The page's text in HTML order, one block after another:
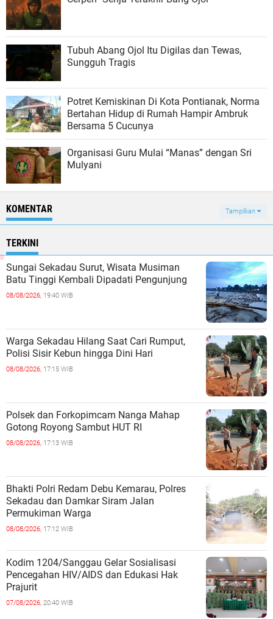
Tubuh Abang Ojol Itu Digilas dan Tewas,
Sungguh Tragis
Potret Kemiskinan Di Kota Pontianak, Norma
Bertahan Hidup di Rumah Hampir Ambruk
Bersama 5 Cucunya
Organisasi Guru Mulai “Manas” dengan Sri
Mulyani
KOMENTAR Tampilkan
TERKINI
Sungai Sekadau Surut, Wisata Musiman
Batu Tinggi Kembali Dipadati Pengunjung
08/08/2026, 19:40 WIB
Warga Sekadau Hilang Saat Cari Rumput,
Polisi Sisir Kebun hingga Dini Hari
08/08/2026, 17:15 WIB
Polsek dan Forkopimcam Nanga Mahap
Gotong Royong Sambut HUT RI
08/08/2026, 17:13 WIB
Bhakti Polri Redam Debu Kemarau, Polres
Sekadau dan Damkar Siram Jalan
Permukiman Warga
08/08/2026, 17:12 WIB
Kodim 1204/Sanggau Gelar Sosialisasi
Pencegahan HIV/AIDS dan Edukasi Hak
Prajurit
07/08/2026, 20:40 WIB